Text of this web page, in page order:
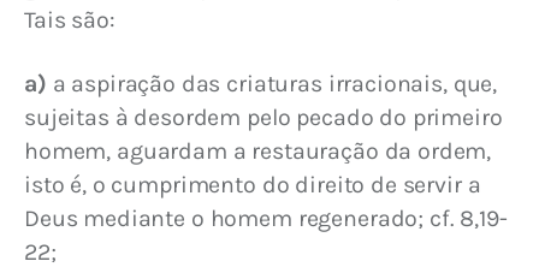
Tais são:
a) a aspiração das criaturas irracionais, que,
sujeitas à desordem pelo pecado do primeiro
homem, aguardam a restauração da ordem,
isto é, o cumprimento do direito de servir a
Deus mediante o homem regenerado; cf. 8,19-
22;